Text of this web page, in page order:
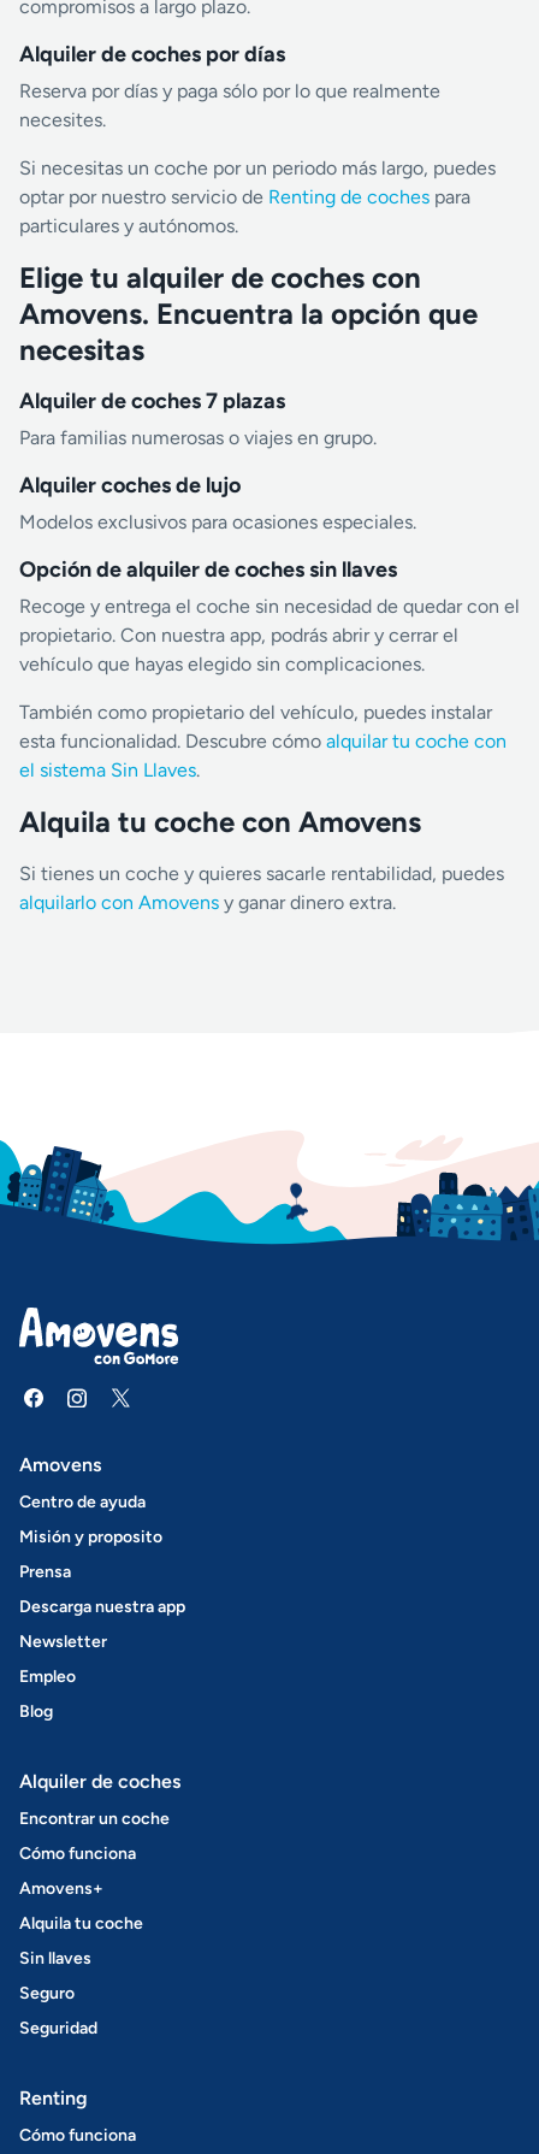
compromisos a largo plazo.
Alquiler de coches por días
Reserva por días y paga sólo por lo que realmente
necesites.
Si necesitas un coche por un periodo más largo, puedes
optar por nuestro servicio de Renting de coches para
particulares y autónomos.
Elige tu alquiler de coches con
Amovens. Encuentra la opción que
necesitas
Alquiler de coches 7 plazas
Para familias numerosas o viajes en grupo.
Alquiler coches de lujo
Modelos exclusivos para ocasiones especiales.
Opción de alquiler de coches sin llaves
Recoge y entrega el coche sin necesidad de quedar con el
propietario. Con nuestra app, podrás abrir y cerrar el
vehículo que hayas elegido sin complicaciones.
También como propietario del vehículo, puedes instalar
esta funcionalidad. Descubre cómo alquilar tu coche con
el sistema Sin Llaves.
Alquila tu coche con Amovens
Si tienes un coche y quieres sacarle rentabilidad, puedes
alquilarlo con Amovens y ganar dinero extra.
Amovens
Centro de ayuda
Misión y proposito
Prensa
Descarga nuestra app
Newsletter
Empleo
Blog
Alquiler de coches
Encontrar un coche
Cómo funciona
Amovens+
Alquila tu coche
Sin llaves
Seguro
Seguridad
Renting
Cómo funciona